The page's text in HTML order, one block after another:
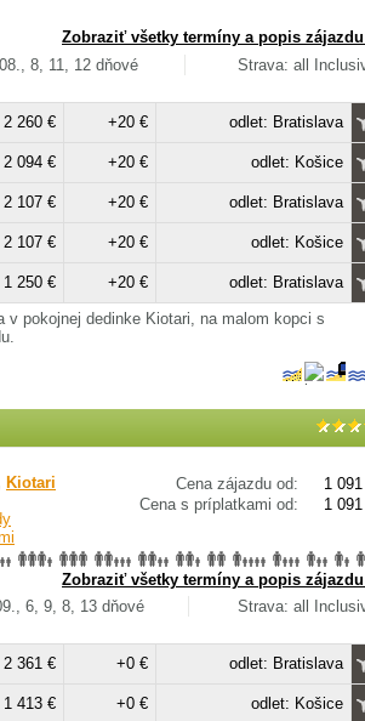
Zobraziť všetky termíny a popis
8, 11, 12 dňové
Strava: all
2 260 € +20 € odlet: Bratislava
2 094 € +20 € odlet: Košice
2 107 € +20 € odlet: Bratislava
2 107 € +20 € odlet: Košice
1 250 € +20 €
odlet: Bratislava
v pokojnej dedinke Kiotari, na malom kopci s
Cena zájazdu od:
1
Cena s príplatkami od:
1
Kiotari
Zobraziť všetky termíny a popis
6, 9, 8, 13 dňové
Strava: all
2 361 € +0 € odlet: Bratislava
1 413 € +0 € odlet: Košice